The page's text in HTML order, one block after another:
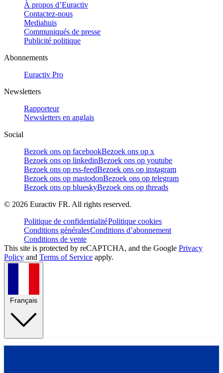
À propos d’Euractiv
Contactez-nous
Mediahuis
Communiqués de presse
Publicité politique
Abonnements
Euractiv Pro
Newsletters
Rapporteur
Newsletters en anglais
Social
Bezoek ons op facebookBezoek ons op x
Bezoek ons op linkedinBezoek ons op youtube
Bezoek ons op rss-feedBezoek ons op instagram
Bezoek ons op mastodonBezoek ons op telegram
Bezoek ons op blueskyBezoek ons op threads
© 2026 Euractiv FR. All rights reserved.
Politique de confidentialitéPolitique cookies
Conditions généralesConditions d’abonnement
Conditions de vente
This site is protected by reCAPTCHA, and the Google Privacy
Policy and Terms of Service apply.
Français